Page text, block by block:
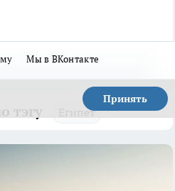
Мы в ВКонтакте
Принять
Египет